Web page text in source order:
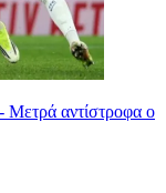
Μετρά αντίστροφα ο